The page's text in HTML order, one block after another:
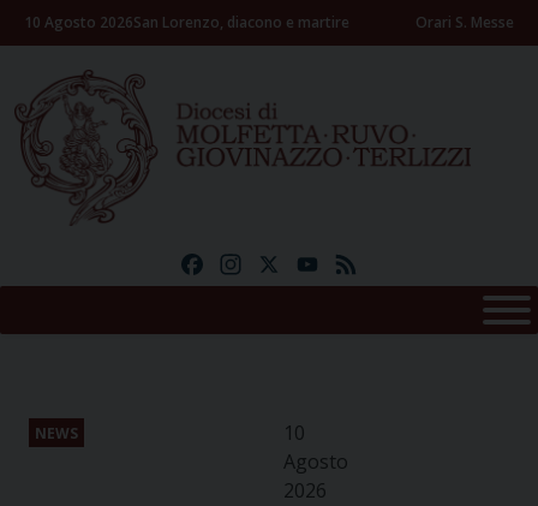
Skip10 Agosto 2026San Lorenzo, diacono e martire Orari S. Messe
FacebookInstagramYouTube
NEWS
10
Agosto
2026